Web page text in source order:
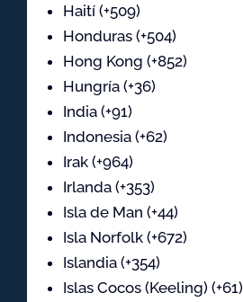
Haití (+509)
Honduras (+504)
Hong Kong (+852)
Hungría (+36)
India (+91)
Indonesia (+62)
Irak (+964)
Irlanda (+353)
Isla de Man (+44)
Isla Norfolk (+672)
Islandia (+354)
Islas Cocos (Keeling) (+61)